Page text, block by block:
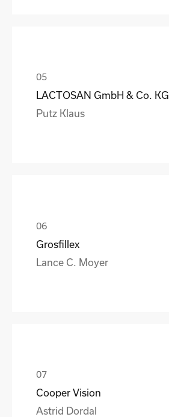
LACTOSAN GmbH & Co. KG
Putz Klaus
Grosfillex
Lance C. Moyer
Cooper Vision
Astrid Dordal